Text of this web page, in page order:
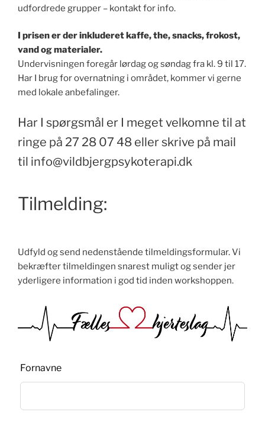
udfordrede grupper – kontakt for info.
I prisen er der inkluderet kaffe, the, snacks, frokost,
vand og materialer.
Undervisningen foregår lørdag og søndag fra kl. 9 til 17.
Har I brug for overnatning i området, kommer vi gerne
med lokale anbefalinger.
Har I spørgsmål er I meget velkomne til at
ringe på 27 28 07 48 eller skrive på mail
til info@vildbjergpsykoterapi.dk
Tilmelding:
Udfyld og send nedenstående tilmeldingsformular. Vi
bekræfter tilmeldingen snarest muligt og sender jer
yderligere information i god tid inden workshoppen.
Leave
blank
Fornavne